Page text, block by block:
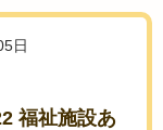
日
福祉施設あ